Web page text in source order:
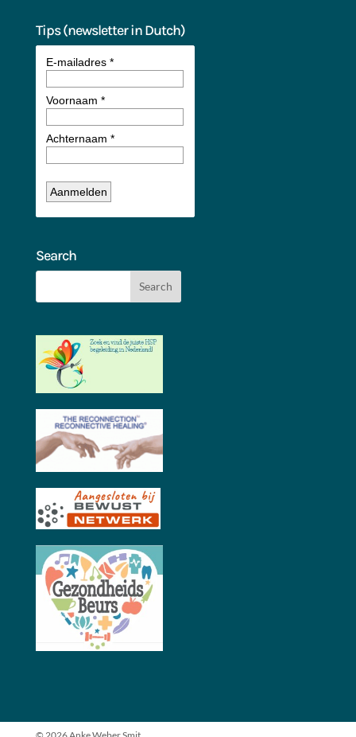
Tips (newsletter in Dutch)
Search